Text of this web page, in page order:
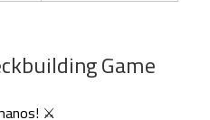
Game
⚔️